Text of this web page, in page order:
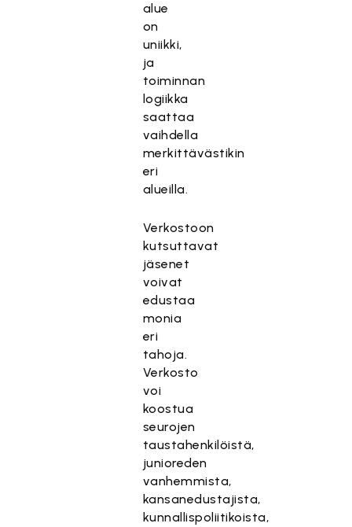
alue
on
uniikki,
ja
toiminnan
logiikka
saattaa
vaihdella
merkittävästikin
eri
alueilla.
Verkostoon
kutsuttavat
jäsenet
voivat
edustaa
monia
eri
tahoja.
Verkosto
voi
koostua
seurojen
taustahenkilöistä,
junioreden
vanhemmista,
kansanedustajista,
kunnallispoliitikoista,